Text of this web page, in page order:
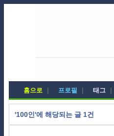
홈으로 프로필 태그
'100인'에 해당되는 글 1건